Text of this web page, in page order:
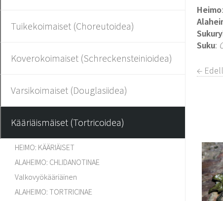
Tuikekoimaiset (Choreutoidea)
Koverokoimaiset (Schreckensteinioidea)
Varsikoimaiset (Douglasiidea)
Kääriäismäiset (Tortricoidea)
HEIMO: KÄÄRIÄISET
ALAHEIMO: CHLIDANOTINAE
Valkovyökääriäinen
ALAHEIMO: TORTRICINAE
Heimo
Suku:
←